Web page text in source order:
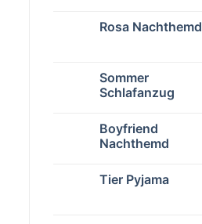
Rosa Nachthemd
Sommer
Schlafanzug
Boyfriend
Nachthemd
Tier Pyjama